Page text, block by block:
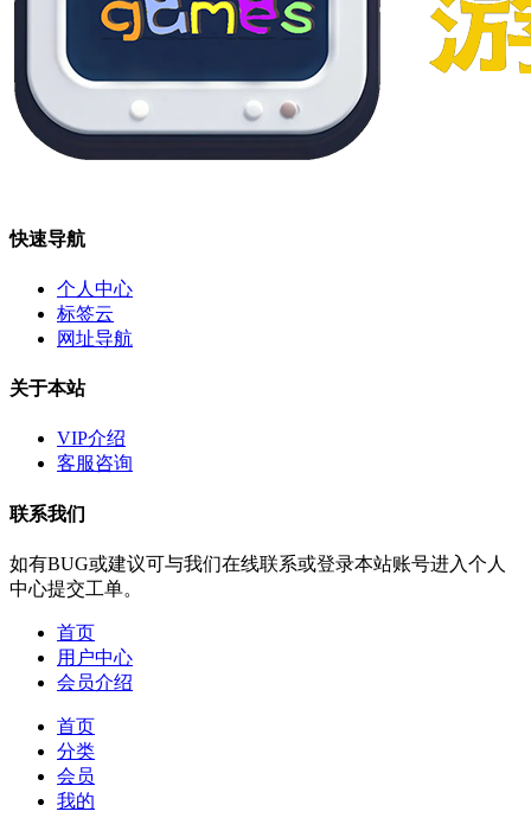
快速导航
个人中心
标签云
网址导航
关于本站
VIP介绍
客服咨询
联系我们
如有BUG或建议可与我们在线联系或登录本站账号进入个人
中心提交工单。
首页
用户中心
会员介绍
首页
分类
会员
我的